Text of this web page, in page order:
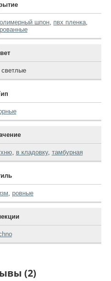
шпон пвх пленка
светлые
, в кладовку, тамбурная
ровные
(2)